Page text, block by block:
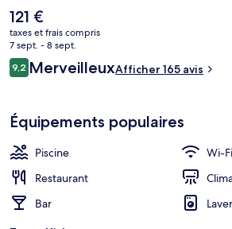
piscine. En voiture depuis l'hébergement, il
dizaine de minutes pour rejoindre des sites
George's Bay et Promenade de Sliema.Les
adorent le personnel attentionné.
Le
prix
actuel
est
de
121 €
taxes et frais compris
7 sept. - 8 sept.
Avis
voyageurs
9,29,2 sur 10
MerveilleuxAfficher 165 avis
Équipements populaires
Piscine
Wi-
Restaurant
Bar